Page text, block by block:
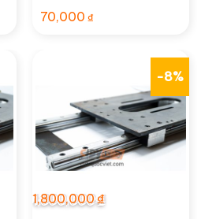
70,000 ₫
-8%
1,800,000₫